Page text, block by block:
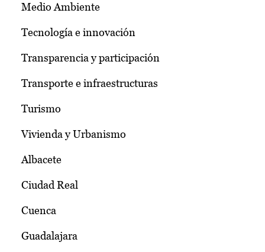
Medio Ambiente
Tecnología e innovación
Transparencia y participación
Transporte e infraestructuras
Turismo
Vivienda y Urbanismo
Albacete
Ciudad Real
Cuenca
Guadalajara